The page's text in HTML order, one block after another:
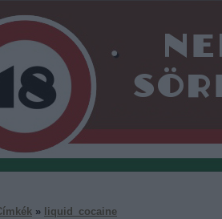
» liquid_cocaine